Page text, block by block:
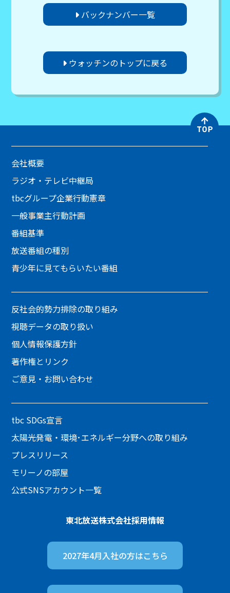
バックナンバー一覧
ウォッチンのトップに戻る
会社概要
ラジオ・テレビ中継局
tbcグループ企業行動憲章
一般事業主行動計画
番組基準
放送番組の種別
青少年に見てもらいたい番組
反社会的勢力排除の取り組み
視聴データの取り扱い
個人情報保護方針
著作権とリンク
ご意見・お問い合わせ
tbc SDGs宣言
太陽光発電・環境･エネルギー分野への取り組み
プレスリリース
モリーノの部屋
公式SNSアカウント一覧
東北放送株式会社採用情報
2027年4月入社の方はこちら